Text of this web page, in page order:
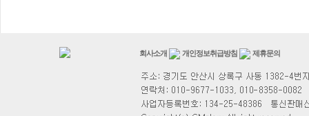
회사소개 개인정보취급방침 제휴문의